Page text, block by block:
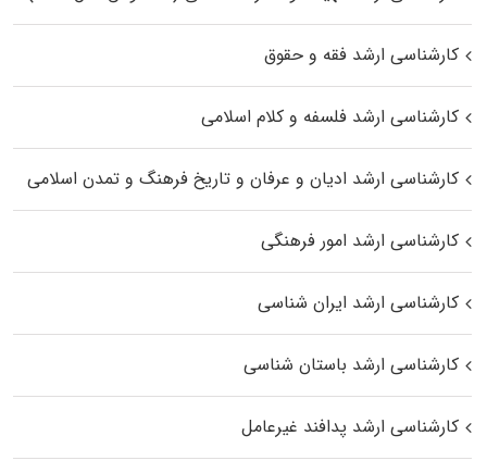
کارشناسی ارشد فقه و حقوق
کارشناسی ارشد فلسفه و کلام اسلامی
کارشناسی ارشد ادیان و عرفان و تاریخ فرهنگ و تمدن اسلامی
کارشناسی ارشد امور فرهنگی
کارشناسی ارشد ایران شناسی
کارشناسی ارشد باستان شناسی
کارشناسی ارشد پدافند غیرعامل